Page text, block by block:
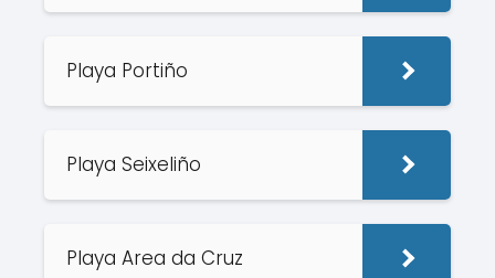
Playa Portiño
Playa Seixeliño
Playa Area da Cruz